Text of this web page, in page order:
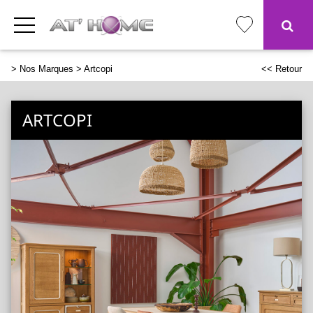
> Nos Marques > Artcopi << Retour
ARTCOPI